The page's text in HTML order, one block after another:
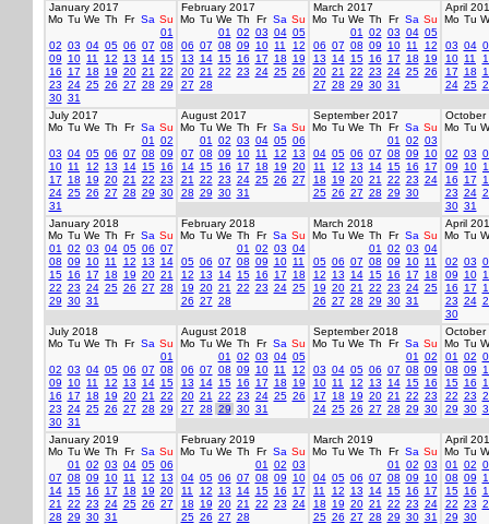
January 2017
Mo Tu We Th Fr Sa Su
01
02 03 04 05 06 07 08
09
10 11 12 13 14 15
16
17 18 19 20 21
22
23 24 25 26 27 28 29
30 31
February 2017
Mo Tu We Th Fr Sa Su
01
02 03 04 05
06 07 08 09 10 11
12
13
14 15 16 17 18
19
20 21 22 23 24 25 26
27 28
March 2017
Mo Tu We Th Fr Sa Su
01
02 03 04 05
06 07 08 09 10 11
12
13
14 15 16 17 18
19
20 21 22 23 24 25 26
27 28 29 30 31
April
Mo Tu
03 04
10 11
17
18
24 25
July 2017
Mo Tu We Th Fr Sa Su
01
02
03 04 05 06 07 08 09
10 11 12 13 14 15 16
17
18 19 20 21 22 23
24 25 26 27 28 29 30
31
August 2017
Mo Tu We Th Fr Sa Su
01
02 03 04 05 06
07 08 09 10 11 12
13
14 15 16 17 18 19 20
21
22 23 24 25 26 27
28 29 30 31
September 2017
Mo Tu We Th Fr Sa Su
01
02 03
04 05 06 07 08 09
10
11
12 13 14 15 16
17
18
19 20 21 22 23 24
25 26 27 28 29 30
October
Mo Tu
02 03
09
10
16
17
23 24
30 31
January 2018
Mo Tu We Th Fr Sa Su
01
02 03 04 05 06 07
08 09 10 11 12 13
14
15 16 17 18 19 20 21
22 23 24 25 26 27 28
29 30 31
February 2018
Mo Tu We Th Fr Sa Su
01
02 03 04
05 06 07 08 09 10 11
12
13 14 15 16 17
18
19 20 21 22 23 24 25
26 27 28
March 2018
Mo Tu We Th Fr Sa Su
01
02 03 04
05 06 07 08 09 10 11
12
13 14 15 16 17
18
19 20 21 22 23 24 25
26 27 28 29 30 31
April
Mo Tu
02 03
09
10
16
17
23 24
30
July 2018
Mo Tu We Th Fr Sa Su
01
02 03 04 05 06 07 08
09
10 11 12 13 14 15
16
17 18 19 20 21
22
23 24 25 26 27 28 29
30 31
August 2018
Mo Tu We Th Fr Sa Su
01
02 03 04 05
06 07 08 09 10 11
12
13
14 15 16 17 18
19
20 21 22 23 24 25 26
27 28 29 30 31
September 2018
Mo Tu We Th Fr Sa Su
01
02
03 04 05 06 07 08 09
10 11 12 13 14 15 16
17
18 19 20 21 22 23
24 25 26 27 28 29 30
October
Mo Tu
01
02
08 09
15 16
22 23
29 30
January 2019
Mo Tu We Th Fr Sa Su
01
02 03 04 05 06
07 08 09 10 11 12
13
14 15 16 17 18 19 20
21
22 23 24 25 26 27
28 29 30 31
February 2019
Mo Tu We Th Fr Sa Su
01
02 03
04 05 06 07 08 09
10
11
12 13 14 15 16
17
18
19 20 21 22 23 24
25 26 27 28
March 2019
Mo Tu We Th Fr Sa Su
01
02 03
04 05 06 07 08 09
10
11
12 13 14 15 16
17
18
19 20 21 22 23 24
25 26 27 28 29 30 31
April
Mo Tu
01
02
08 09
15 16
22 23
29 30